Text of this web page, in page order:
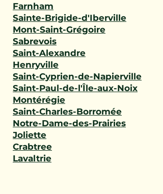
Farnham
Sainte-Brigide-d'Iberville
Mont-Saint-Grégoire
Sabrevois
Saint-Alexandre
Henryville
Saint-Cyprien-de-Napierville
Saint-Paul-de-l'Île-aux-Noix
Montérégie
Saint-Charles-Borromée
Notre-Dame-des-Prairies
Joliette
Crabtree
Lavaltrie